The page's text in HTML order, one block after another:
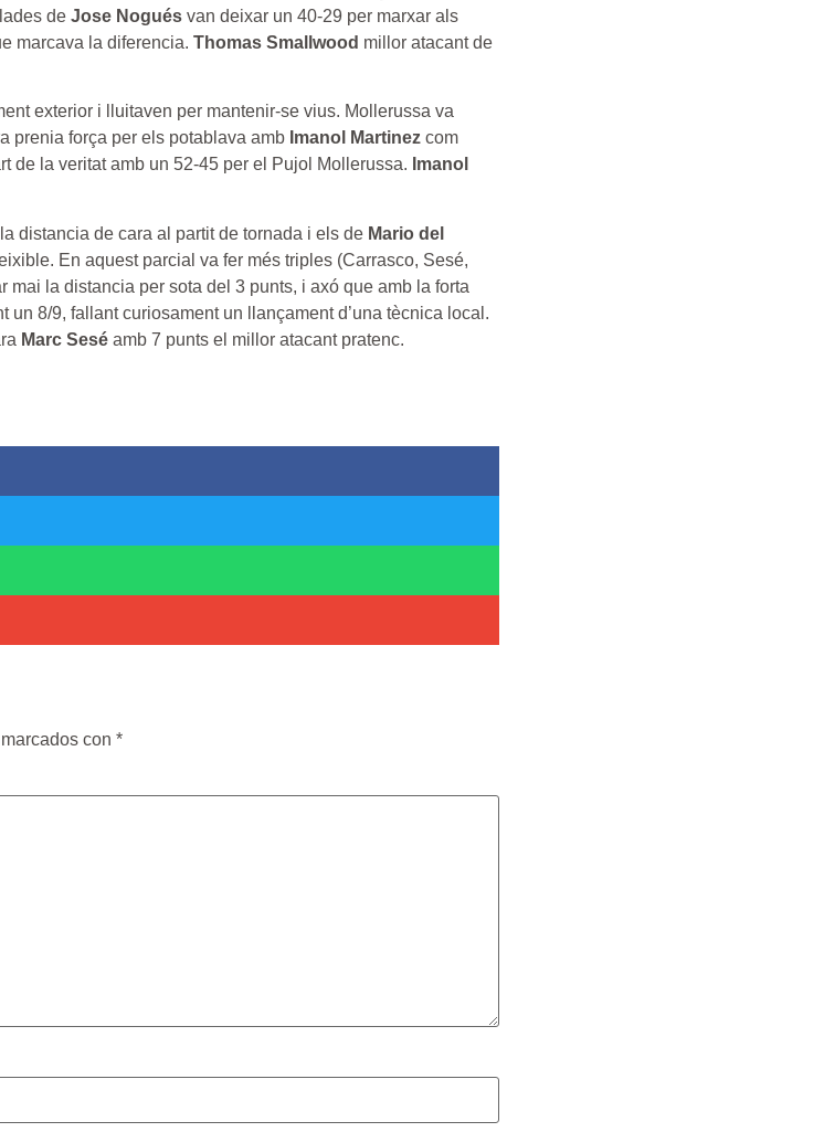
de Jose Nogués van deixar un 40-29 per marxar als
marcava la diferencia. Thomas Smallwood millor atacant de
exterior i lluitaven per mantenir-se vius. Mollerussa va
prenia força per els potablava amb Imanol Martinez com
de la veritat amb un 52-45 per el Pujol Mollerussa. Imanol
distancia de cara al partit de tornada i els de Mario del
En aquest parcial va fer més triples (Carrasco, Sesé,
mai la distancia per sota del 3 punts, i axó que amb la forta
8/9, fallant curiosament un llançament d’una tècnica local.
Marc Sesé amb 7 punts el millor atacant pratenc.
con *